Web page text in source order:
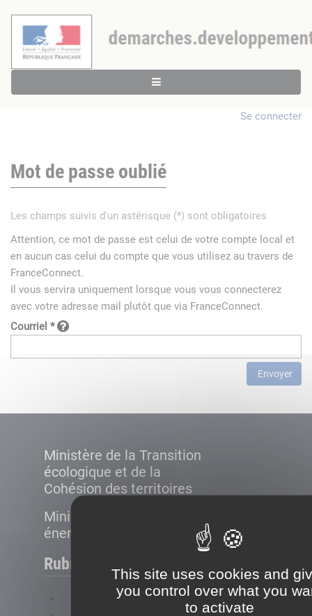
This site uses cookies and
you control over what you
to activate
Se connecter
Mot de passe oublié
Les champs suivis d'un astérisque (*) sont obligatoires
Attention, ce mot de passe est celui de votre compte local et
en aucun cas celui du compte que vous utilisez au travers de
FranceConnect.
Il vous servira uniquement lorsque vous vous connecterez
avec votre adresse mail plutôt que via FranceConnect.
Courriel *
Envoyer
Ministère de la Transition
écologique et de la
Cohésion des territoires
Ministère de la Transition
énergétique
Rubriques